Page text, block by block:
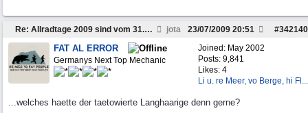
Re: Allradtage 2009 sind vom 31.07 bis 02.08! jota #342140
23/07/2009 20:51
Joined: May 2002
Posts: 9,841
Likes: 4
Li u. re Meer, vo Berge, hi Fl...
FAT AL ERROR
Germanys Next Top Mechanic
...welches haette der taetowierte Langhaarige denn gerne?